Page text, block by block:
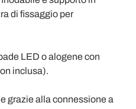
di fissaggio per
LED o alogene con
inclusa).
grazie alla connessione a